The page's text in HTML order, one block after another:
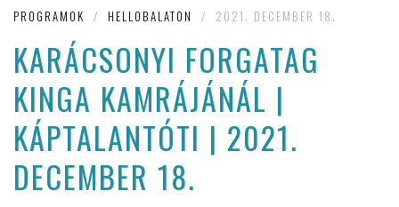
PROGRAMOK / HELLOBALATON / 2021. DECEMBER 18.
KARÁCSONYI FORGATAG
KINGA KAMRÁJÁNÁL |
KÁPTALANTÓTI | 2021.
DECEMBER 18.